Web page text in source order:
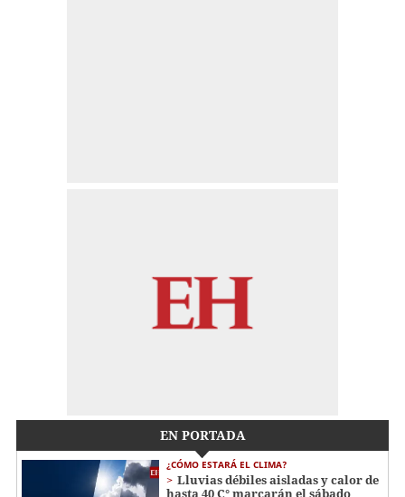
EN PORTADA
¿CÓMO ESTARÁ EL CLIMA?
Lluvias débiles aisladas y calor de
hasta 40 C° marcarán el sábado